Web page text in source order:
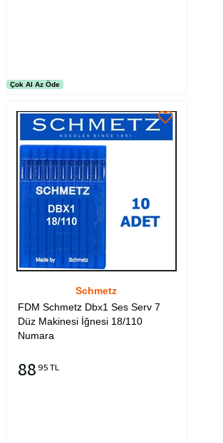
Çok Al Az Öde
Schmetz
FDM Schmetz Dbx1 Ses Serv 7
Düz Makinesi İğnesi 18/110
Numara
88 95 TL